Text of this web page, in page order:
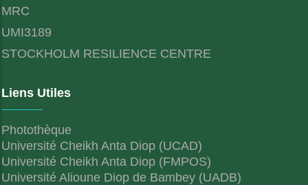
MRC
UMI3189
STOCKHOLM RESILIENCE CENTRE
Liens Utiles
Photothèque
Université Cheikh Anta Diop (UCAD)
Université Cheikh Anta Diop (FMPOS)
Université Alioune Diop de Bambey (UADB)